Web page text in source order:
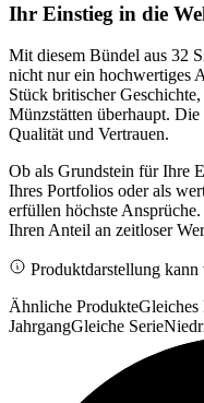
Ihr Einstieg in die
Mit diesem Bündel aus 32
nicht nur ein hochwertiges
Stück britischer
Münzstätten überhaupt.
Qualität und Vertrauen.
Ob als Grundstein für Ihre
Ihres Portfolios oder als
erfüllen höchste
Ihren Anteil an zeitloser
Produktdarstellung
Ähnliche ProdukteGleiches
JahrgangGleiche Serie